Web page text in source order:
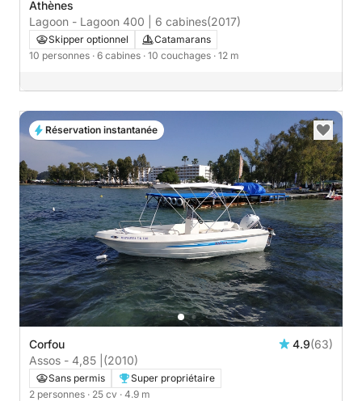
Athènes
Lagoon - Lagoon 400 | 6 cabines(2017)
Skipper optionnel
Catamarans
10 personnes · 6 cabines · 10 couchages · 12 m
Corfou 4.9(63)
Assos - 4,85 | (2010)
Sans permis
Super propriétaire
2 personnes · 25 cv · 4.9 m
Réservation instantanée